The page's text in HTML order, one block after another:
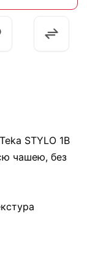
STYLO 1B
чашею, без